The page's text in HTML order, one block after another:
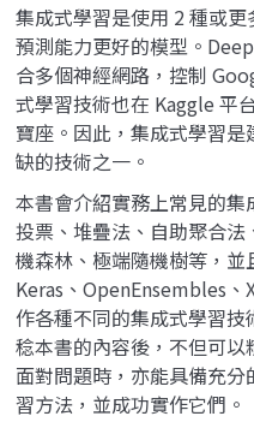
集成式學習是使用 2 種或
預測能力更好的模型。
合多個神經網路，控制
式學習技術也在 Kaggle 平
寶座。因此，集成式學習
缺的技術之一。
本書會介紹實務上常見的
投票、堆疊法、自助聚合
機森林、極端隨機樹等，
Keras、OpenEnsembles
作各種不同的集成式學習
稔本書的內容後，不但可
面對問題時，亦能具備充
習方法，並成功實作它們。